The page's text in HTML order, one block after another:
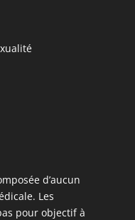
d’aucun
Les
pour objectif à